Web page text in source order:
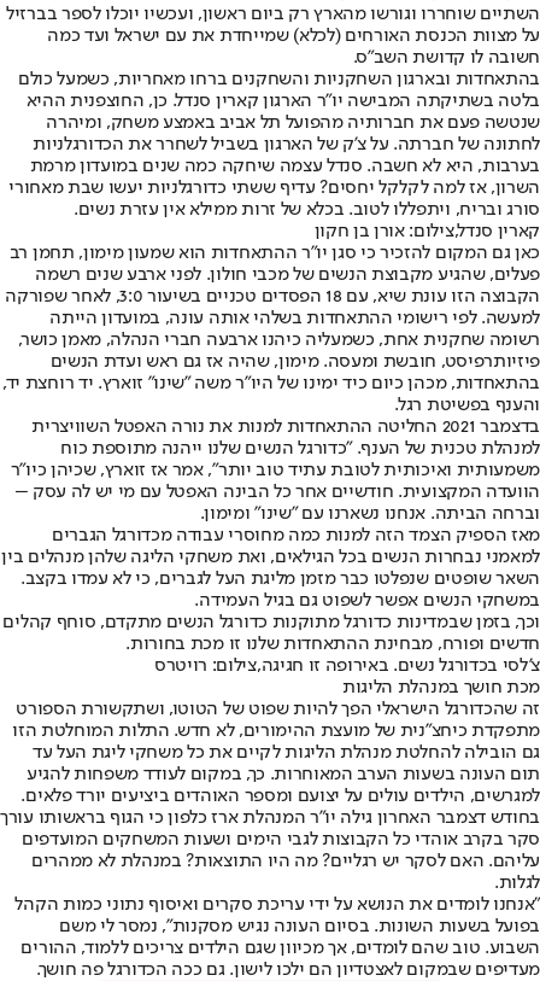
השתיים שוחררו וגורשו מהארץ רק ביום ראשון, ועכשיו יוכלו לספר בברזיל
על מצוות הכנסת האורחים (לכלא) שמייחדת את עם ישראל ועד כמה
חשובה לו קדושת השב"ס.
בהתאחדות ובארגון השחקניות והשחקנים ברחו מאחריות, כשמעל כולם
בלטה בשתיקתה המבישה יו"ר הארגון קארין סנדל. כן, החוצפנית ההיא
שנטשה פעם את חברותיה מהפועל תל אביב באמצע משחק, ומיהרה
לחתונה של חברתה. על צ'ק של הארגון בשביל לשחרר את הכדורגלניות
בערבות, היא לא חשבה. סנדל עצמה שיחקה כמה שנים במועדון מרמת
השרון, אז למה לקלקל יחסים? עדיף ששתי כדורגלניות יעשו שבת מאחורי
סורג ובריח, ויתפללו לטוב. בכלא של זרות ממילא אין עזרת נשים.
קארין סנדל,צילום: אורן בן חקון
כאן גם המקום להזכיר כי סגן יו"ר ההתאחדות הוא שמעון מימון, תחמן רב
פעלים, שהגיע מקבוצת הנשים של מכבי חולון. לפני ארבע שנים רשמה
הקבוצה הזו עונת שיא, עם 18 הפסדים טכניים בשיעור 3:0, לאחר שפורקה
למעשה. לפי רישומי ההתאחדות בשלהי אותה עונה, במועדון הייתה
רשומה שחקנית אחת, כשמעליה כיהנו ארבעה חברי הנהלה, מאמן כושר,
פיזיותרפיסט, חובשת ומעסה. מימון, שהיה אז גם ראש ועדת הנשים
בהתאחדות, מכהן כיום כיד ימינו של היו"ר משה "שינו" זוארץ. יד רוחצת יד,
והענף בפשיטת רגל.
בדצמבר 2021 החליטה ההתאחדות למנות את נורה האפטל השוויצרית
למנהלת טכנית של הענף. "כדורגל הנשים שלנו ייהנה מתוספת כוח
משמעותית ואיכותית לטובת עתיד טוב יותר", אמר אז זוארץ, שכיהן כיו"ר
הוועדה המקצועית. חודשיים אחר כל הבינה האפטל עם מי יש לה עסק –
וברחה הביתה. אנחנו נשארנו עם "שינו" ומימון.
מאז הספיק הצמד הזה למנות כמה מחוסרי עבודה מכדורגל הגברים
למאמני נבחרות הנשים בכל הגילאים, ואת משחקי הליגה שלהן מנהלים בין
השאר שופטים שנפלטו כבר מזמן מליגת העל לגברים, כי לא עמדו בקצב.
במשחקי הנשים אפשר לשפוט גם בגיל העמידה.
וכך, בזמן שבמדינות כדורגל מתוקנות כדורגל הנשים מתקדם, סוחף קהלים
חדשים ופורח, מבחינת ההתאחדות שלנו זו מכת בחורות.
צ'לסי בכדורגל נשים. באירופה זו חגיגה,צילום: רויטרס
מכת חושך במנהלת הליגות
זה שהכדורגל הישראלי הפך להיות שפוט של הטוטו, ושתקשורת הספורט
מתפקדת כיחצ"נית של מועצת ההימורים, לא חדש. התלות המוחלטת הזו
גם הובילה להחלטת מנהלת הליגות לקיים את כל משחקי ליגת העל עד
תום העונה בשעות הערב המאוחרות. כך, במקום לעודד משפחות להגיע
למגרשים, הילדים עולים על יצועם ומספר האוהדים ביציעים יורד פלאים.
בחודש דצמבר האחרון גילה יו"ר המנהלת ארז כלפון כי הגוף בראשותו עורך
סקר בקרב אוהדי כל הקבוצות לגבי הימים ושעות המשחקים המועדפים
עליהם. האם לסקר יש רגליים? מה היו התוצאות? במנהלת לא ממהרים
לגלות.
"אנחנו לומדים את הנושא על ידי עריכת סקרים ואיסוף נתוני כמות הקהל
בפועל בשעות השונות. בסיום העונה נגיש מסקנות", נמסר לי משם
השבוע. טוב שהם לומדים, אך מכיוון שגם הילדים צריכים ללמוד, ההורים
מעדיפים שבמקום לאצטדיון הם ילכו לישון. גם ככה הכדורגל פה חושך.